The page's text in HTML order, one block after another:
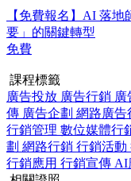
【免費報名】AI 落
要」的關鍵轉型
免費
課程標籤
廣告投放 廣告行銷 廣
傳 廣告企劃 網路廣告
行銷管理 數位媒體行
劃 網路行銷 行銷活動
行銷應用 行銷宣傳 AI